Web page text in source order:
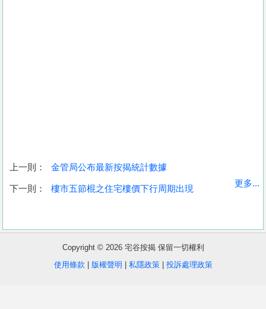
收
盤
上一則： 金管局公布最新按揭統計數據
下一則： 樓市五節棍之住宅樓價下行周期出現
更多...
Copyright © 2026 宅谷按揭 保留一切權利
使用條款
版權聲明 私隱政策| 投訴處理政策